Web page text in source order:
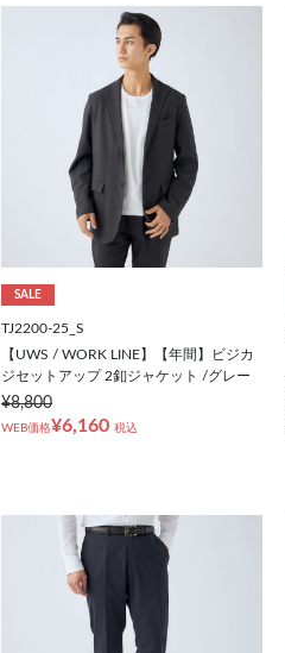
SALE
TJ2200-25_S
【UWS / WORK LINE】【年間】ビジカ
ジセットアップ 2釦ジャケット /グレー
¥8,800
WEB価格¥6,160 税込